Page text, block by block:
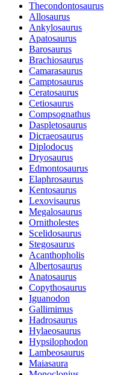
Thecondontosaurus
Allosaurus
Ankylosaurus
Apatosaurus
Barosaurus
Brachiosaurus
Camarasaurus
Camptosaurus
Ceratosaurus
Cetiosaurus
Compsognathus
Daspletosaurus
Dicraeosaurus
Diplodocus
Dryosaurus
Edmontosaurus
Elaphrosaurus
Kentosaurus
Lexovisaurus
Megalosaurus
Ornitholestes
Scelidosaurus
Stegosaurus
Acanthopholis
Albertosaurus
Anatosaurus
Copythosaurus
Iguanodon
Gallimimus
Hadrosaurus
Hylaeosaurus
Hypsilophodon
Lambeosaurus
Maiasaura